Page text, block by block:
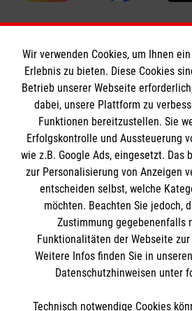
Informationen
Impressum
Datenschutz
Barrierefreiheit
Kontakt
Die Malteser
Malteser in Deutschland
Malteserorden
Sharepoint
Spendenkonto
Wir verwenden Cookies, um Ihnen
Erlebnis zu bieten. Diese Cookies
Betrieb unserer Webseite
dabei, unsere Plattform zu
Funktionen bereitzustellen. Sie
Erfolgskontrolle und Aussteuerung
wie z.B. Google Ads, eingesetzt. Das
zur Personalisierung von Anzeigen
entscheiden selbst, welche
möchten. Beachten Sie jedoch,
Zustimmung gegebenenfalls
Funktionalitäten der Webseite
Weitere Infos finden Sie in
Datenschutzhinweisen unter
Technisch notwendige Cookies